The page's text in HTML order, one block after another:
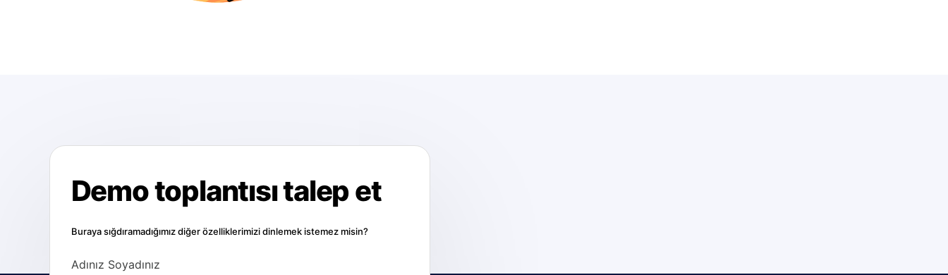
Demo toplantısı talep et
Buraya sığdıramadığımız diğer özelliklerimizi dinlemek istemez misin?
Adınız Soyadınız